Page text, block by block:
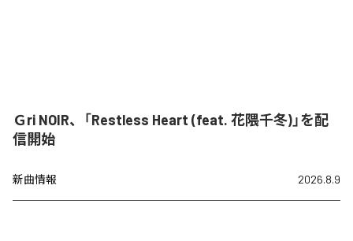
Ｇri NOIR、「Restless Heart (feat. 花隈千冬)」を配
信開始
新曲情報 2026.8.9